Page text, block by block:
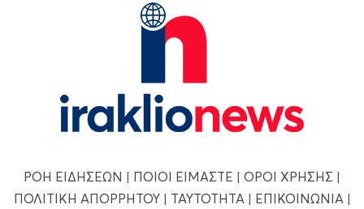
ΡΟΗ ΕΙΔΗΣΕΩΝ | ΠΟΙΟΙ ΕΙΜΑΣΤΕ | ΟΡΟΙ ΧΡΗΣΗΣ |
ΠΟΛΙΤΙΚΗ ΑΠΟΡΡΗΤΟΥ| ΤΑΥΤΟΤΗΤΑ | ΕΠΙΚΟΙΝΩΝΙΑ |